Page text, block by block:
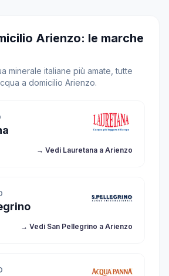
Arienzo: le marche
minerale italiane più amate, tutte
a domicilio Arienzo.
→ Vedi Lauretana a Arienzo
→ Vedi San Pellegrino a Arienzo